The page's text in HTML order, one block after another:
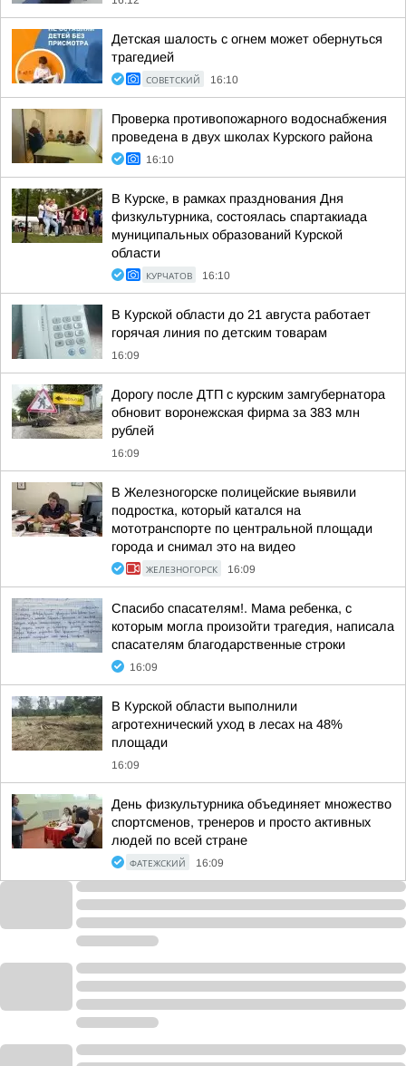
Детская шалость с огнем может обернуться
трагедией
СОВЕТСКИЙ 16:10
Проверка противопожарного водоснабжения
проведена в двух школах Курского района
16:10
В Курске, в рамках празднования Дня
физкультурника, состоялась спартакиада
муниципальных образований Курской
области
КУРЧАТОВ 16:10
В Курской области до 21 августа работает
горячая линия по детским товарам
16:09
Дорогу после ДТП с курским замгубернатора
обновит воронежская фирма за 383 млн
рублей
16:09
В Железногорске полицейские выявили
подростка, который катался на
мототранспорте по центральной площади
города и снимал это на видео
ЖЕЛЕЗНОГОРСК 16:09
Спасибо спасателям!. Мама ребенка, с
которым могла произойти трагедия, написала
спасателям благодарственные строки
16:09
В Курской области выполнили
агротехнический уход в лесах на 48%
площади
16:09
День физкультурника объединяет множество
спортсменов, тренеров и просто активных
людей по всей стране
ФАТЕЖСКИЙ 16:09